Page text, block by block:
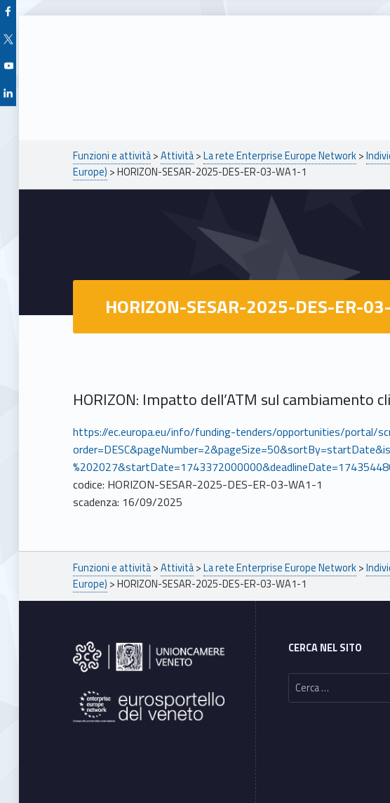
Facebook Unioncamere Veneto
Twitter Unioncamere Veneto
Youtube Unioncamere Veneto
Linkedin Unioncamere Veneto
Breadcrumbs navigation
Funzioni e attività>Attività>La rete Enterprise Europe Network>
Europe) >HORIZON-SESAR-2025-DES-ER-03-WA1-1
HORIZON-SESAR-2025-DES-ER-
HORIZON: Impatto dell’ATM sul cambiamento
https://ec.europa.eu/info/funding-tenders/opportunities/portal/
codice: HORIZON-SESAR-2025-DES-ER-03-WA1-1
scadenza: 16/09/2025
Breadcrumbs navigation
Funzioni e attività>Attività>La rete Enterprise Europe Network>
Europe) >HORIZON-SESAR-2025-DES-ER-03-WA1-1
Footer sidebar
CERCA NEL SITO
Ricerca per: